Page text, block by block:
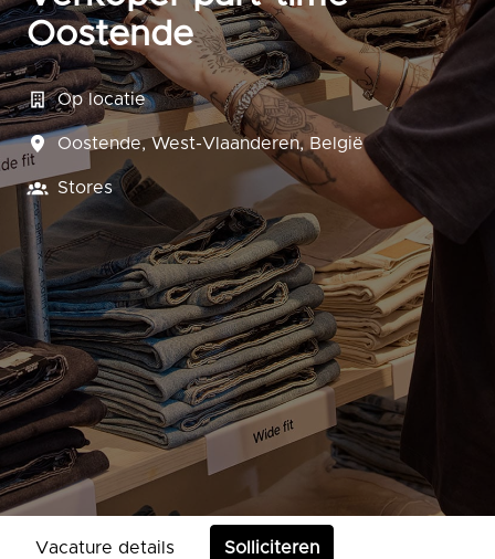
Oostende
Op locatie
Oostende, West-Vlaanderen, België
Stores
Vacature details Solliciteren